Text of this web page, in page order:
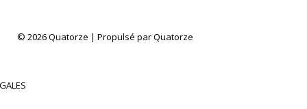
© 2026 Quatorze | Propulsé par Quatorze